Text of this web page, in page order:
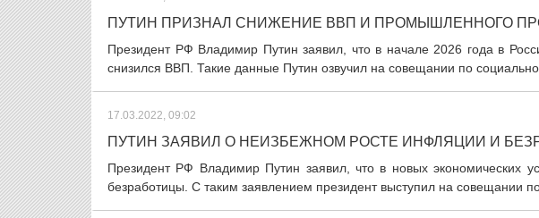
ПУТИН ПРИЗНАЛ СНИЖЕНИЕ ВВП И ПРОМЫШЛЕННОГО
Президент РФ Владимир Путин заявил, что в начале 2026 года в
снизился ВВП. Такие данные Путин озвучил на совещании по
17.03.2022, 09:02
ПУТИН ЗАЯВИЛ О НЕИЗБЕЖНОМ РОСТЕ ИНФЛЯЦИИ И
Президент РФ Владимир Путин заявил, что в новых экономических
безработицы. С таким заявлением президент выступил на совещании